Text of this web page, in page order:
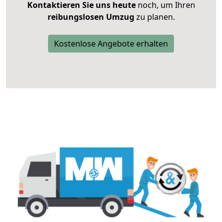
Kontaktieren Sie uns heutenoch, um Ihren
reibungslosen Umzug zu planen.
Kostenlose Angebote erhalten